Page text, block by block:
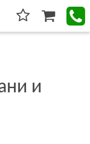
и